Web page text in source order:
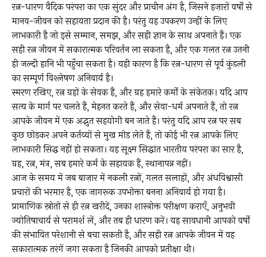
रत्न-धारण वैदिक परंपरा का एक सुंदर और प्राचीन अंग है, जिसने हज़ारों वर्षों से
मानव-जीवन को सहायता प्रदान की है। परंतु यह उपकरण उन्हीं के लिए
लाभकारी है जो इसे सम्मान, समझ, और सही ज्ञान के साथ अपनाते हैं। एक
सही रत्न जीवन में सकारात्मक परिवर्तन ला सकता है, और एक गलत रत्न उतनी
ही जल्दी हानि भी पहुँचा सकता है। यही कारण है कि रत्न-धारण से पूर्व कुंडली
का सम्पूर्ण विश्लेषण अनिवार्य है।
स्मरण रखिए, रत्न ग्रहों के सेवक हैं, और ग्रह हमारे कर्मों के संकेतक। यदि आप
सत्य के मार्ग पर चलते हैं, मेहनत करते हैं, और सेवा-धर्म अपनाते हैं, तो रत्न
आपके जीवन में एक अद्भुत सहयोगी बन जाते हैं। परंतु यदि आप रत्न पर सब
कुछ छोड़कर अपने कर्तव्यों से मुख मोड़ लेते हैं, तो कोई भी रत्न आपके लिए
लाभकारी सिद्ध नहीं हो सकता। यह सूक्ष्म सिद्धांत भारतीय परंपरा का सार है,
ग्रह, रत्न, मंत्र, सब हमारे कर्म के सहायक हैं, स्थानापन्न नहीं।
आज के समय में जब बाज़ार में नकली रत्नों, गलत सलाहों, और अंधविश्वासी
प्रचारों की भरमार है, एक जागरूक उपभोक्ता बनना अनिवार्य हो गया है।
प्रामाणिक स्रोतों से ही रत्न खरीदें, उनका शास्त्रोक्त परीक्षण कराएँ, अनुभवी
ज्योतिषाचार्य से परामर्श लें, और तब ही धारण करें। यह सावधानी आपको वर्षों
की संभावित परेशानी से बचा सकती है, और सही रत्न आपके जीवन में वह
सकारात्मक तरंगें जगा सकता है जिनकी आपको प्रतीक्षा थी।